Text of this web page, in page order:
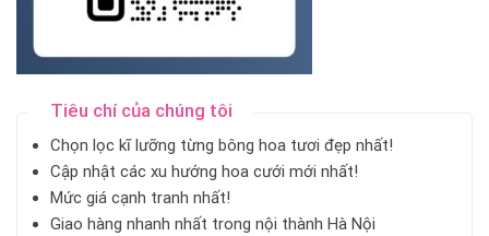
Tiêu chí của chúng tôi
Chọn lọc kĩ lưỡng từng bông hoa tươi đẹp nhất!
Cập nhật các xu hướng hoa cưới mới nhất!
Mức giá cạnh tranh nhất!
Giao hàng nhanh nhất trong nội thành Hà Nội